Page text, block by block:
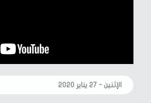
الإثنين - ٢٧ يناير ٢٠٢٠